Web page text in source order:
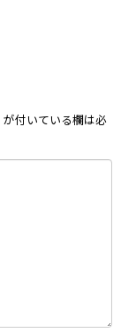
が付いている欄は必